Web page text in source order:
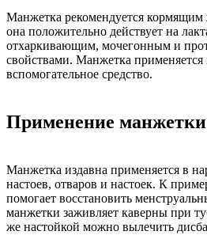
Манжетка рекомендуется
она положительно действует на
отхаркивающим, мочегонным и
свойствами. Манжетка применяется
вспомогательное средство.
Применение манжетки
Манжетка издавна применяется в
настоев, отваров и настоек. К
помогает восстановить
манжетки заживляет каверны при
же настойкой можно вылечить